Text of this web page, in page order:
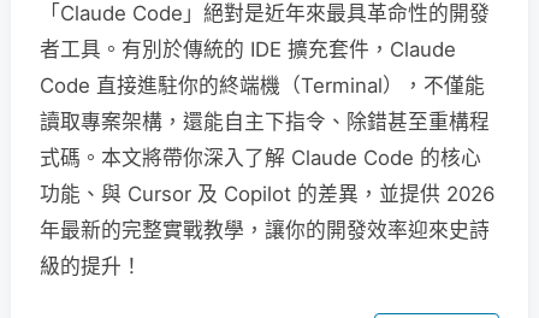
「Claude Code」絕對是近年來最具革命性的開發
者工具。有別於傳統的 IDE 擴充套件，Claude
Code 直接進駐你的終端機（Terminal），不僅能
讀取專案架構，還能自主下指令、除錯甚至重構程
式碼。本文將帶你深入了解 Claude Code 的核心
功能、與 Cursor 及 Copilot 的差異，並提供 2026
年最新的完整實戰教學，讓你的開發效率迎來史詩
級的提升！